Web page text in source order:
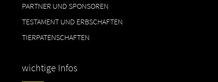
PARTNER UND SPONSOREN
TESTAMENT UND ERBSCHAFTEN
TIERPATENSCHAFTEN
wichtige Infos